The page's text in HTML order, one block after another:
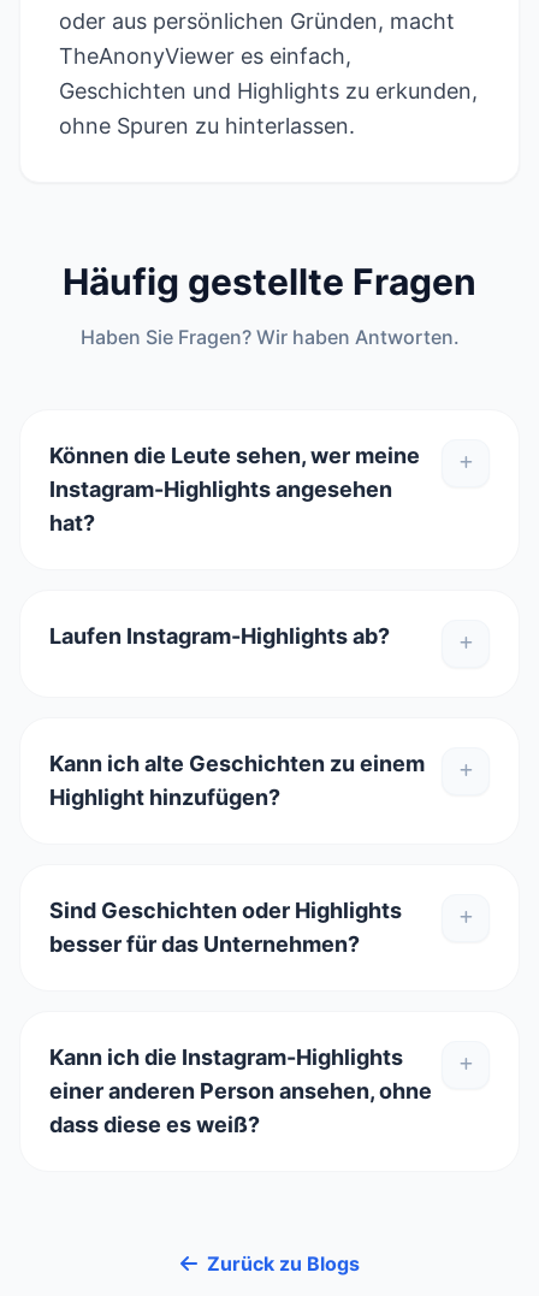
oder aus persönlichen Gründen, macht
TheAnonyViewer es einfach,
Geschichten und Highlights zu erkunden,
ohne Spuren zu hinterlassen.
Häufig gestellte Fragen
Haben Sie Fragen? Wir haben Antworten.
Können die Leute sehen, wer meine
Instagram-Highlights angesehen
hat?
Laufen Instagram-Highlights ab?
Kann ich alte Geschichten zu einem
Highlight hinzufügen?
Sind Geschichten oder Highlights
besser für das Unternehmen?
Kann ich die Instagram-Highlights
einer anderen Person ansehen, ohne
dass diese es weiß?
Zurück zu Blogs